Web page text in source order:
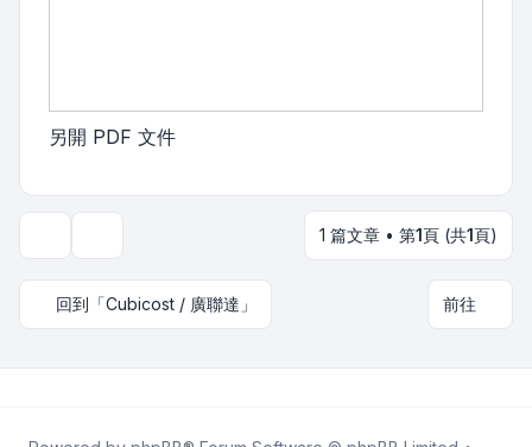
另開 PDF 文件
1 篇文章 • 第1頁 (共1頁)
回到「Cubicost / 廣聯達」 前往